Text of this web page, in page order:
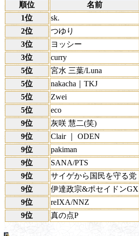
順位
名前
1位
sk.
2位
つゆり
3位
ヨッシー
3位
curry
5位
宮水 三葉/Luna
5位
nakacha｜TKJ
5位
Zwei
5位
eco
9位
灰咲 慧二(笑)
9位
Clair ｜ ODEN
9位
pakiman
9位
SANA/PTS
9位
サイゲから国民を守る党
9位
伊達政宗&ポセイドンGX
9位
reIXA/NNZ
9位
真の点P